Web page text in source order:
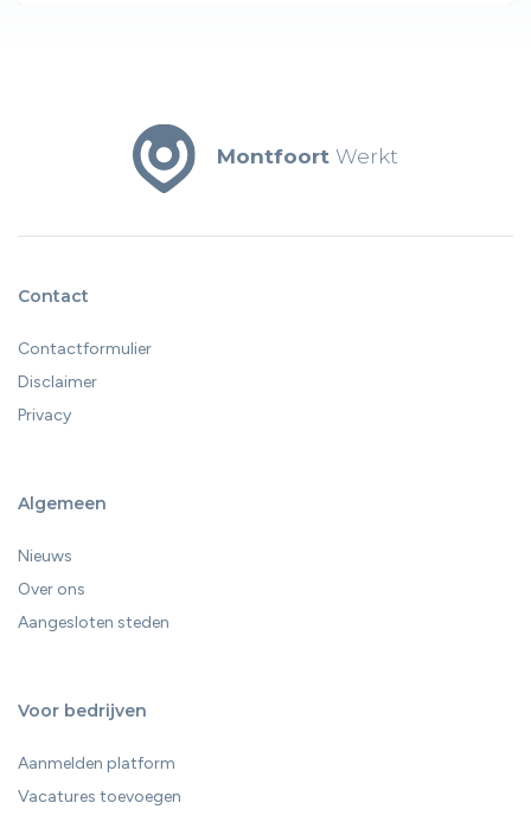
Montfoort Werkt
Contact
Contactformulier
Disclaimer
Privacy
Algemeen
Nieuws
Over ons
Aangesloten steden
Voor bedrijven
Aanmelden platform
Vacatures toevoegen